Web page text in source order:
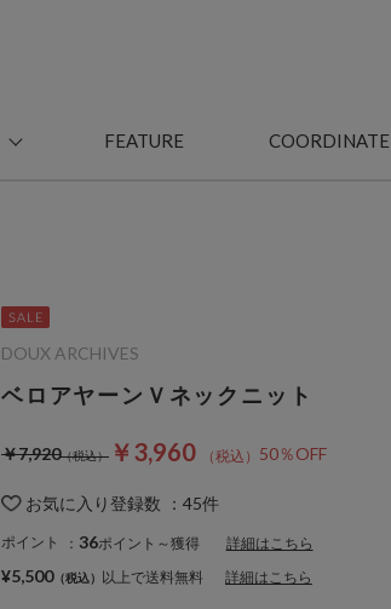
FEATURE COORDINATE
ベロアヤーンＶネックニット
￥3,960 50％OFF
￥7,920
お気に入り登録数 ：45件
ポイント ： 36ポイント～獲得 詳細はこちら
DOUX ARCHIVES
¥5,500 以上で送料無料 詳細はこちら